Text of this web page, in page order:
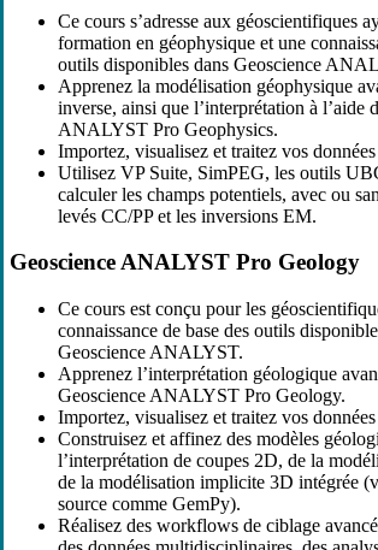
Ce cours s’adresse aux géoscientifiques
formation en géophysique et une
outils disponibles dans Geoscience
Apprenez la modélisation géophysique
inverse, ainsi que l’interprétation à l’aide
ANALYST Pro Geophysics.
Importez, visualisez et traitez vos
Utilisez VP Suite, SimPEG, les outils
calculer les champs potentiels, avec ou
levés CC/PP et les inversions EM.
Geoscience ANALYST Pro Geology
Ce cours est conçu pour les
connaissance de base des outils
Geoscience ANALYST.
Apprenez l’interprétation géologique
Geoscience ANALYST Pro Geology.
Importez, visualisez et traitez vos
Construisez et affinez des modèles
l’interprétation de coupes 2D, de la
de la modélisation implicite 3D intégrée
source comme GemPy).
Réalisez des workflows de ciblage